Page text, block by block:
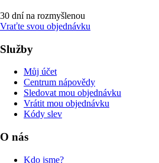
30 dní na rozmyšlenou
Vraťte svou objednávku
Služby
Můj účet
Centrum nápovědy
Sledovat mou objednávku
Vrátit mou objednávku
Kódy slev
O nás
Kdo jsme?